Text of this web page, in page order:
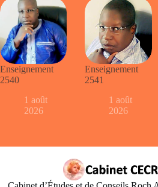
Enseignement
2540
1 août
2026
Enseignement
2541
1 août
2026